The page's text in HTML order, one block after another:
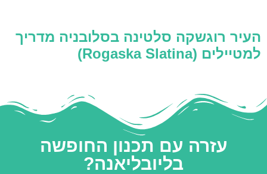
העיר רוגשקה סלטינה בסלובניה מדריך
למטיילים (Rogaska Slatina)
עזרה עם תכנון החופשה
בליובליאנה?